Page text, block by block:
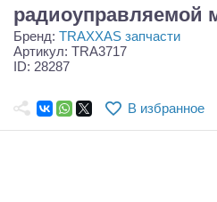
Игрушки
Самолеты
Судомодели
радиоуправляемой
Бренд: TRAXXAS запчасти
Артикул: TRA3717
ID: 28287
В избранное